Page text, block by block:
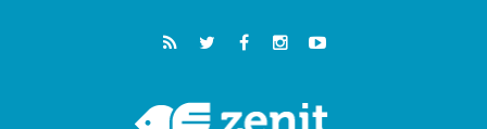
«La paix commence par l'empathie» estime
le cardinal Parolin
En Colombie, «la paix ne s'achète pas avec
une signature»